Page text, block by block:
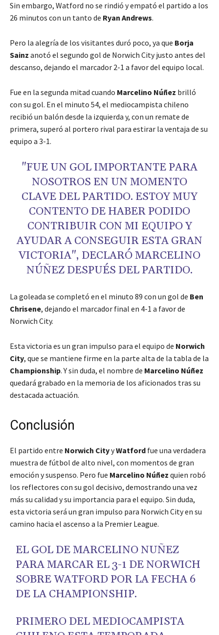
Sin embargo, Watford no se rindió y empató el partido a los
26 minutos con un tanto de Ryan Andrews.
Pero la alegría de los visitantes duró poco, ya que Borja
Sainz anotó el segundo gol de Norwich City justo antes del
descanso, dejando el marcador 2-1 a favor del equipo local.
Fue en la segunda mitad cuando Marcelino Núñez brilló
con su gol. En el minuto 54, el mediocampista chileno
recibió un balón desde la izquierda y, con un remate de
primera, superó al portero rival para estirar la ventaja de su
equipo a 3-1.
"FUE UN GOL IMPORTANTE PARA
NOSOTROS EN UN MOMENTO
CLAVE DEL PARTIDO. ESTOY MUY
CONTENTO DE HABER PODIDO
CONTRIBUIR CON MI EQUIPO Y
AYUDAR A CONSEGUIR ESTA GRAN
VICTORIA", DECLARÓ MARCELINO
NÚÑEZ DESPUÉS DEL PARTIDO.
La goleada se completó en el minuto 89 con un gol de Ben
Chrisene, dejando el marcador final en 4-1 a favor de
Norwich City.
Esta victoria es un gran impulso para el equipo de Norwich
City, que se mantiene firme en la parte alta de la tabla de la
Championship. Y sin duda, el nombre de Marcelino Núñez
quedará grabado en la memoria de los aficionados tras su
destacada actuación.
Conclusión
El partido entre Norwich CityyWatford fue una verdadera
muestra de fútbol de alto nivel, con momentos de gran
emoción y suspenso. Pero fue Marcelino Núñez quien robó
los reflectores con su gol decisivo, demostrando una vez
más su calidad y su importancia para el equipo. Sin duda,
esta victoria será un gran impulso para Norwich City en su
camino hacia el ascenso a la Premier League.
EL GOL DE MARCELINO NUÑEZ
PARA MARCAR EL 3-1 DE NORWICH
SOBRE WATFORD POR LA FECHA 6
DE LA CHAMPIONSHIP.
PRIMERO DEL MEDIOCAMPISTA